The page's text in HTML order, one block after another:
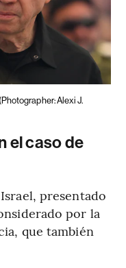
(Photographer: Alexi J.
el caso de
presentado
por la
que también